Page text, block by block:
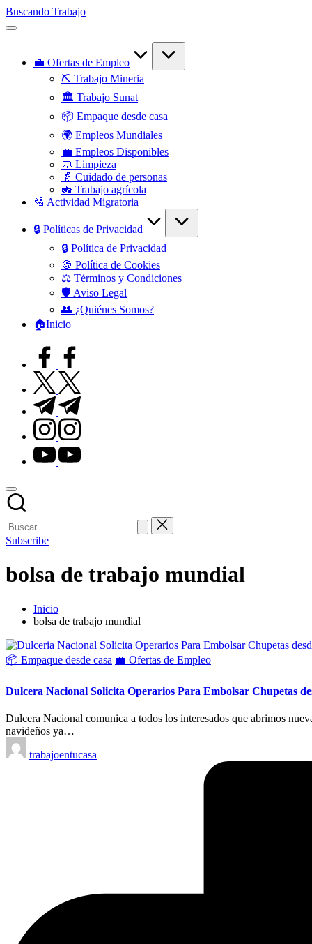
Saltar
al
Buscando Trabajo
Empleos
💼 Ofertas de Empleo
⛏️ Trabajo Mineria
🏛️ Trabajo Sunat
📦 Empaque desde casa
🌍 Empleos Mundiales
💼 Empleos Disponibles
🧼 Limpieza
👵 Cuidado de personas
🚜 Trabajo agrícola
🛂 Actividad Migratoria
🔒 Políticas de Privacidad
🔒 Política de Privacidad
🍪 Política de Cookies
⚖️ Términos y Condiciones
🛡️ Aviso Legal
👥 ¿Quiénes Somos?
🏠Inicio
facebook.com
twitter.com
t.me
instagram.com
youtube.com
Subscribe
bolsa de trabajo mundial
Inicio
bolsa de trabajo mundial
Publicado
en
📦 Empaque desde casa 💼 Ofertas de Empleo
Dulcera Nacional Solicita Operarios Para Embolsar Chupetas
Dulcera Nacional comunica a todos los interesados que abrimos
navideños ya…
Publicado
por
trabajoentucasa